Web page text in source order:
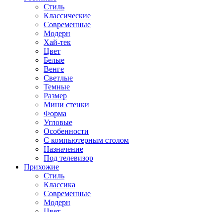
Стиль
Классические
Современные
Модерн
Хай-тек
Цвет
Белые
Венге
Светлые
Темные
Размер
Мини стенки
Форма
Угловые
Особенности
С компьютерным столом
Назначение
Под телевизор
Прихожие
Стиль
Классика
Современные
Модерн